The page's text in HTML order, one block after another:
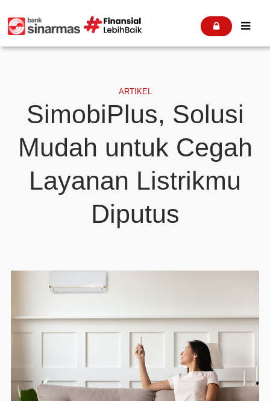
 
ARTIKEL
SimobiPlus, Solusi
Mudah untuk Cegah
Layanan Listrikmu
Diputus